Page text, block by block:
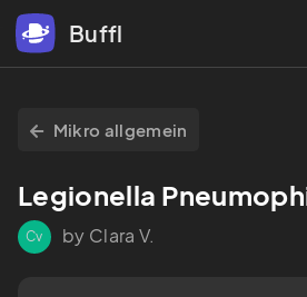
Buffl
Mikro allgemein
Legionella
Cv by Clara V.